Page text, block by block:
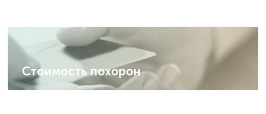
Стоимость похорон